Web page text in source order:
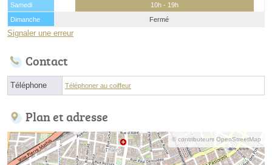
Samedi
10h - 19h
Dimanche
Fermé
Signaler une erreur
Contact
Téléphone Téléphoner au coiffeur
Plan et adresse
© contributeurs OpenStreetMap